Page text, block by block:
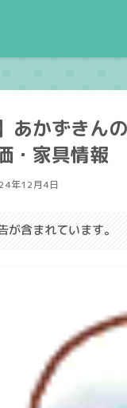
あかずきん
・家具情報
年12月4日
含まれています。